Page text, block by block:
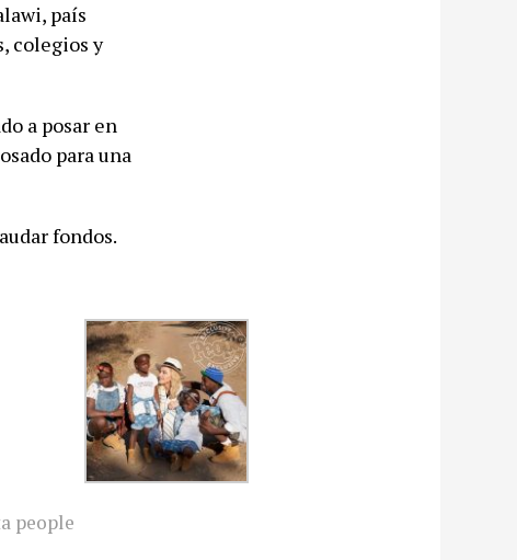
país
colegios y
a posar en
para una
fondos.
people